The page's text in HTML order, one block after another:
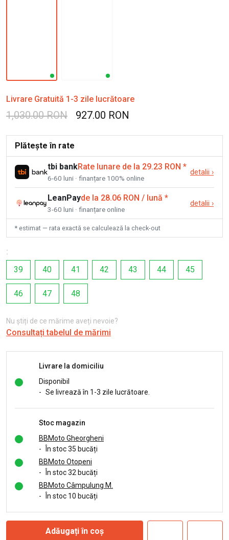
Livrare Gratuită 1-3 zile lucrătoare
1,030.00 RON 927.00 RON
Plătește în rate
tbi bankRate lunare de la 29.23 RON *
6-60 luni · finanțare 100% online
detalii ›
LeanPayde la 28.06 RON / lună *
3-60 luni · finanțare online
detalii ›
* estimat — rata exactă se calculează la check-out
:
39
40 41 42 43 44 45
46 47 48
Nu știți de ce mărime aveți nevoie?
Consultați tabelul de mărimi
Livrare la domiciliu
Disponibil
- Se livrează în 1-3 zile lucrătoare.
Stoc magazin
BBMoto Gheorgheni
-
În stoc 35 bucăți
BBMoto Otopeni
-
În stoc 32 bucăți
BBMoto Câmpulung M.
-
În stoc 10 bucăți
Adăugați în coș